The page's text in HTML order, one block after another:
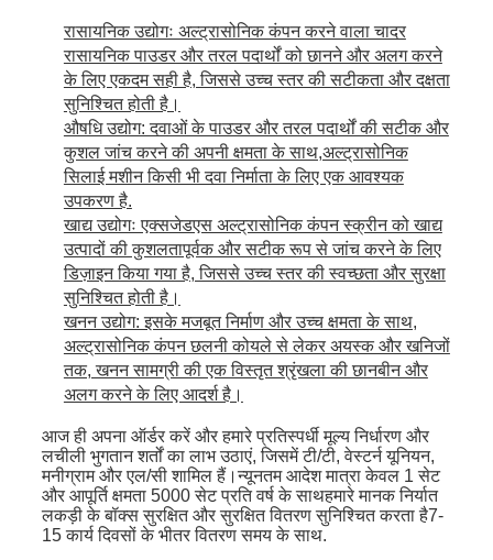
रासायनिक उद्योगः अल्ट्रासोनिक कंपन करने वाला चादर
रासायनिक पाउडर और तरल पदार्थों को छानने और अलग करने
के लिए एकदम सही है, जिससे उच्च स्तर की सटीकता और दक्षता
सुनिश्चित होती है।
औषधि उद्योग: दवाओं के पाउडर और तरल पदार्थों की सटीक और
कुशल जांच करने की अपनी क्षमता के साथ,अल्ट्रासोनिक
सिलाई मशीन किसी भी दवा निर्माता के लिए एक आवश्यक
उपकरण है.
खाद्य उद्योगः एक्सजेडएस अल्ट्रासोनिक कंपन स्क्रीन को खाद्य
उत्पादों की कुशलतापूर्वक और सटीक रूप से जांच करने के लिए
डिज़ाइन किया गया है, जिससे उच्च स्तर की स्वच्छता और सुरक्षा
सुनिश्चित होती है।
खनन उद्योग: इसके मजबूत निर्माण और उच्च क्षमता के साथ,
अल्ट्रासोनिक कंपन छलनी कोयले से लेकर अयस्क और खनिजों
तक, खनन सामग्री की एक विस्तृत श्रृंखला की छानबीन और
अलग करने के लिए आदर्श है।
आज ही अपना ऑर्डर करें और हमारे प्रतिस्पर्धी मूल्य निर्धारण और
लचीली भुगतान शर्तों का लाभ उठाएं, जिसमें टी/टी, वेस्टर्न यूनियन,
मनीग्राम और एल/सी शामिल हैं।न्यूनतम आदेश मात्रा केवल 1 सेट
और आपूर्ति क्षमता 5000 सेट प्रति वर्ष के साथहमारे मानक निर्यात
लकड़ी के बॉक्स सुरक्षित और सुरक्षित वितरण सुनिश्चित करता है7-
15 कार्य दिवसों के भीतर वितरण समय के साथ.